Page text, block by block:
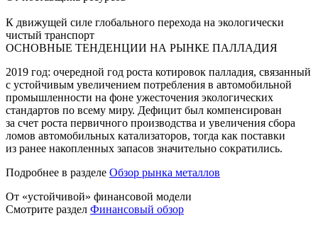
К движущей силе глобального перехода на экологически
чистый транспорт
ОСНОВНЫЕ ТЕНДЕНЦИИ НА РЫНКЕ ПАЛЛАДИЯ
2019 год: очередной год роста котировок палладия, связанный
с устойчивым увеличением потребления в автомобильной
промышленности на фоне ужесточения экологических
стандартов по всему миру. Дефицит был компенсирован
за счет роста первичного производства и увеличения сбора
ломов автомобильных катализаторов, тогда как поставки
из ранее накопленных запасов значительно сократились.
Подробнее в разделе Обзор рынка металлов
От «устойчивой» финансовой модели
Смотрите раздел Финансовый обзор